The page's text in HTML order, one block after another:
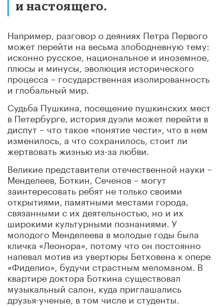
и настоящего.
Например, разговор о деяниях Петра Первого
может перейти на весьма злободневную тему:
исконно русское, национальное и иноземное,
плюсы и минусы, эволюция исторического
процесса – государственная изолированность
и глобальный мир.
Судьба Пушкина, посещение пушкинских мест
в Петербурге, история дуэли может перейти в
диспут – что такое «понятие чести», что в нем
изменилось, а что сохранилось, стоит ли
жертвовать жизнью из-за любви.
Великие представители отечественной науки –
Менделеев, Боткин, Сеченов – могут
заинтересовать ребят не только своими
открытиями, памятными местами города,
связанными с их деятельностью, но и их
широкими культурными познаниями. У
молодого Менделеева в молодые годы была
кличка «Леонора», потому что он постоянно
напевал мотив из увертюры Бетховена к опере
«Фиделио», будучи страстным меломаном. В
квартире доктора Боткина существовал
музыкальный салон, куда приглашались
друзья-ученые, в том числе и студенты.